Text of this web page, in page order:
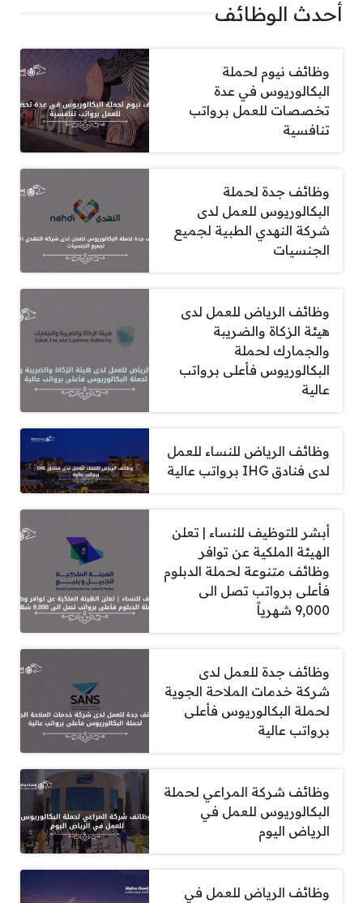
أحدث الوظائف
وظائف نيوم لحملة
البكالوريوس في عدة
تخصصات للعمل برواتب
تنافسية
وظائف جدة لحملة
البكالوريوس للعمل لدى
شركة النهدي الطبية لجميع
الجنسيات
وظائف الرياض للعمل لدى
هيئة الزكاة والضريبة
والجمارك لحملة
البكالوريوس فأعلى برواتب
عالية
وظائف الرياض للنساء للعمل
لدى فنادق IHG برواتب عالية
أبشر للتوظيف للنساء | تعلن
الهيئة الملكية عن توافر
وظائف متنوعة لحملة الدبلوم
فأعلى برواتب تصل الى
9,000 شهرياً
وظائف جدة للعمل لدى
شركة خدمات الملاحة الجوية
لحملة البكالوريوس فأعلى
برواتب عالية
وظائف شركة المراعي لحملة
البكالوريوس للعمل في
الرياض اليوم
وظائف الرياض للعمل في